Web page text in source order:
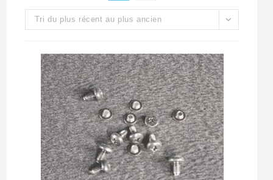
Tri du plus récent au plus ancien